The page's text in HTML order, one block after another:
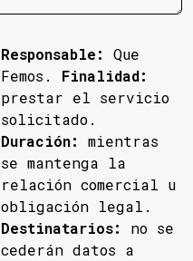
Responsable:
Que
Femos. Finalidad:
prestar el servicio
solicitado.
Duración:
mientras
se mantenga la
relación comercial u
obligación legal.
Destinatarios:
no se
cederán datos a